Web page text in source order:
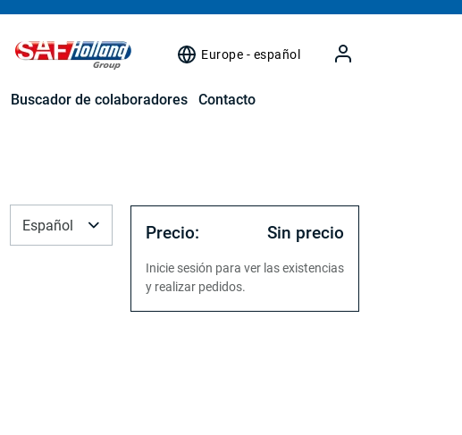
Europe - español
Buscador de colaboradores Contacto
Español Precio: Sin precio
Inicie sesión para ver las existencias
y realizar pedidos.